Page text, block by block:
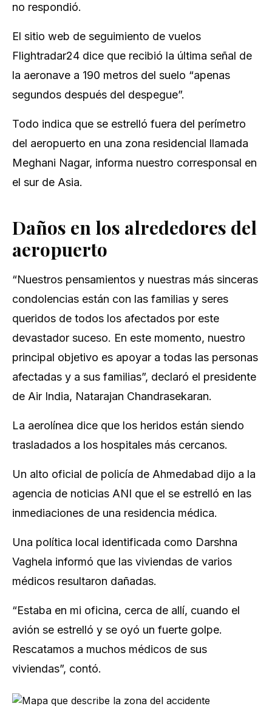
no respondió.
El sitio web de seguimiento de vuelos
Flightradar24 dice que recibió la última señal de
la aeronave a 190 metros del suelo “apenas
segundos después del despegue”.
Todo indica que se estrelló fuera del perímetro
del aeropuerto en una zona residencial llamada
Meghani Nagar, informa nuestro corresponsal en
el sur de Asia.
Daños en los alrededores del
aeropuerto
“Nuestros pensamientos y nuestras más sinceras
condolencias están con las familias y seres
queridos de todos los afectados por este
devastador suceso. En este momento, nuestro
principal objetivo es apoyar a todas las personas
afectadas y a sus familias”, declaró el presidente
de Air India, Natarajan Chandrasekaran.
La aerolínea dice que los heridos están siendo
trasladados a los hospitales más cercanos.
Un alto oficial de policía de Ahmedabad dijo a la
agencia de noticias ANI que el se estrelló en las
inmediaciones de una residencia médica.
Una política local identificada como Darshna
Vaghela informó que las viviendas de varios
médicos resultaron dañadas.
“Estaba en mi oficina, cerca de allí, cuando el
avión se estrelló y se oyó un fuerte golpe.
Rescatamos a muchos médicos de sus
viviendas”, contó.